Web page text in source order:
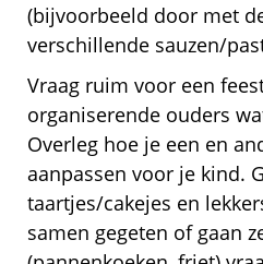
(bijvoorbeeld door met
verschillende sauzen/
Vraag ruim voor een
organiserende ouders
Overleg hoe je een en
aanpassen voor je kind.
taartjes/cakejes en
samen gegeten of gaan